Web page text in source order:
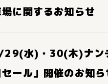
に関するお知らせ
水)・30(木)ナン
セール」開催のお知ら